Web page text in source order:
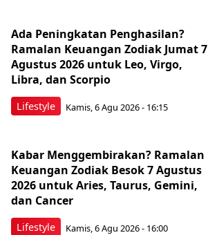
Lifestyle
Ada Peningkatan Penghasilan?
Ramalan Keuangan Zodiak Jumat 7
Agustus 2026 untuk Leo, Virgo,
Libra, dan Scorpio
Kamis, 6 Agu 2026 - 16:15
Lifestyle
Kabar Menggembirakan? Ramalan
Keuangan Zodiak Besok 7 Agustus
2026 untuk Aries, Taurus, Gemini,
dan Cancer
Kamis, 6 Agu 2026 - 16:00